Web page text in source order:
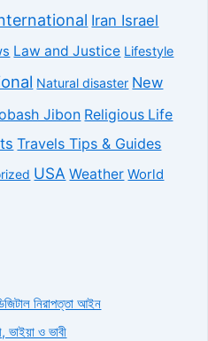
Iran Israel
Law and Justice Lifestyle
Natural disaster New
Jibon Religious Life
Travels Tips & Guides
USA Weather World
নিরাপত্তা আইন
ভাইয়া ও ভাবী